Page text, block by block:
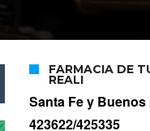
FARMACIA DE
REALI
Santa Fe y Buenos
423622/425335